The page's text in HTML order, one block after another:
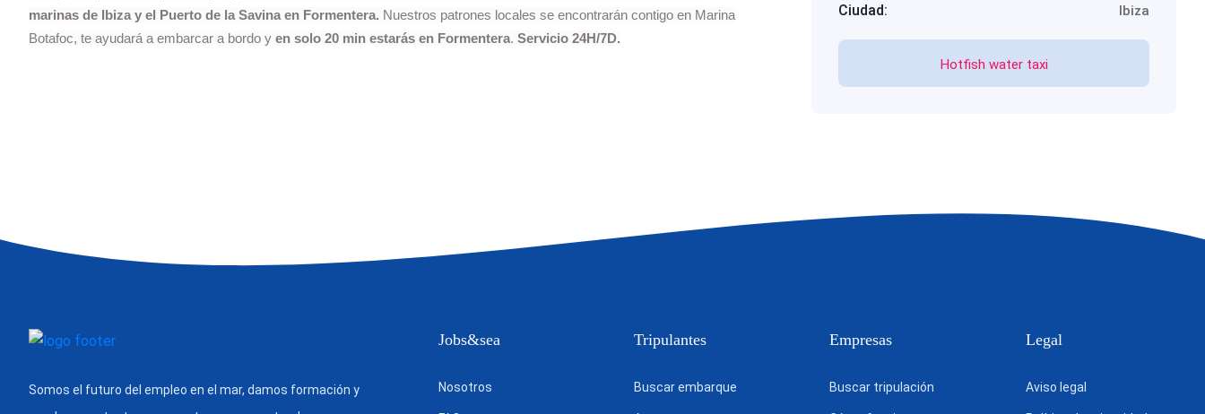
marinas de Ibiza y el Puerto de la Savina en Formentera. Nuestros patrones locales se encontrarán contigo en Marina
Botafoc, te ayudará a embarcar a bordo y en solo 20 min estarás en Formentera. Servicio 24H/7D.
Ciudad: Ibiza
Hotfish water taxi
Somos el futuro del empleo en el mar, damos formación y
Jobs&sea
Nosotros
Tripulantes
Buscar embarque
Empresas
Buscar tripulación
Legal
Aviso legal